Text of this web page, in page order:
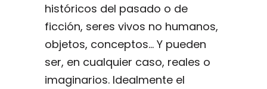
históricos del pasado o de
ficción, seres vivos no humanos,
objetos, conceptos… Y pueden
ser, en cualquier caso, reales o
imaginarios. Idealmente el